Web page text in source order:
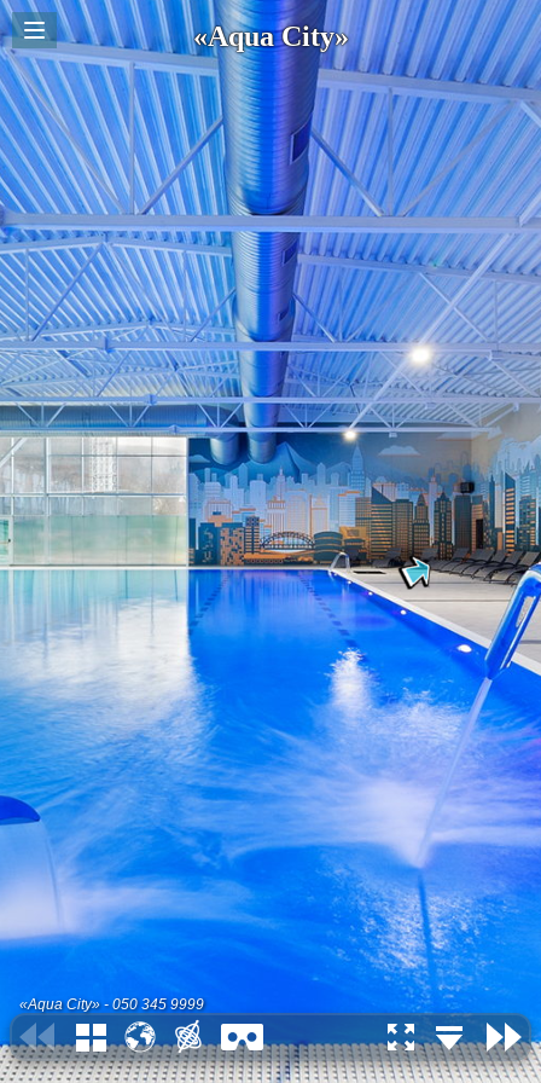
«Aqua City»
«Aqua City» - 050 345 9999